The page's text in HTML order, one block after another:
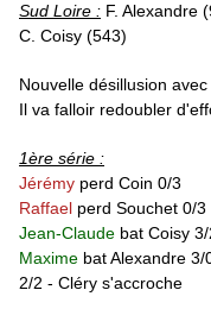
Sud Loire : F. Alexandre
C. Coisy (543)
Nouvelle désillusion
Il va falloir redoubler
1ère série :
Jérémy perd Coin 0/3
Raffael perd Souchet 0/3
Jean-Claude bat Coisy
Maxime bat Alexandre 3/
2/2 - Cléry s'accroche